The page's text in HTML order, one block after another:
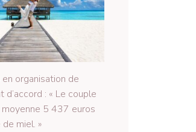
organisation de
d’accord : « Le couple
5 437 euros
miel. »